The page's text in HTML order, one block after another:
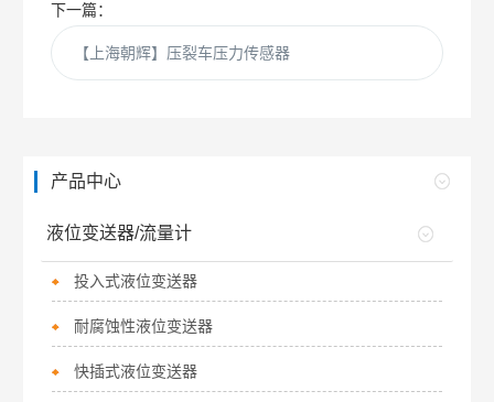
下一篇：
【上海朝辉】压裂车压力传感器
产品中心
液位变送器/流量计
投入式液位变送器
耐腐蚀性液位变送器
快插式液位变送器